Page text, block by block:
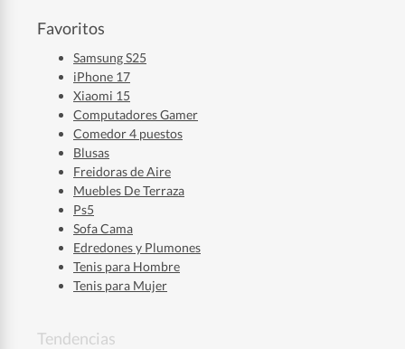
Favoritos
Samsung S25
iPhone 17
Xiaomi 15
Computadores Gamer
Comedor 4 puestos
Blusas
Freidoras de Aire
Muebles De Terraza
Ps5
Sofa Cama
Edredones y Plumones
Tenis para Hombre
Tenis para Mujer
Tendencias